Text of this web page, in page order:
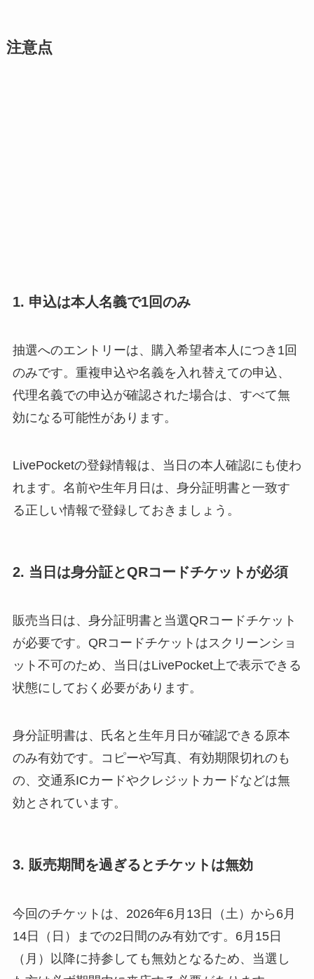
注意点
1. 申込は本人名義で1回のみ
抽選へのエントリーは、購入希望者本人につき1回
のみです。重複申込や名義を入れ替えての申込、
代理名義での申込が確認された場合は、すべて無
効になる可能性があります。
LivePocketの登録情報は、当日の本人確認にも使わ
れます。名前や生年月日は、身分証明書と一致す
る正しい情報で登録しておきましょう。
2. 当日は身分証とQRコードチケットが必須
販売当日は、身分証明書と当選QRコードチケット
が必要です。QRコードチケットはスクリーンショ
ット不可のため、当日はLivePocket上で表示できる
状態にしておく必要があります。
身分証明書は、氏名と生年月日が確認できる原本
のみ有効です。コピーや写真、有効期限切れのも
の、交通系ICカードやクレジットカードなどは無
効とされています。
3. 販売期間を過ぎるとチケットは無効
今回のチケットは、2026年6月13日（土）から6月
14日（日）までの2日間のみ有効です。6月15日
（月）以降に持参しても無効となるため、当選し